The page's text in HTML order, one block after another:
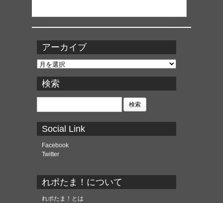
アーカイブ
ア
カ
イ
ブ
検索
検
Social Link
Facebook
Twitter
れポたま！について
れポたま！とは